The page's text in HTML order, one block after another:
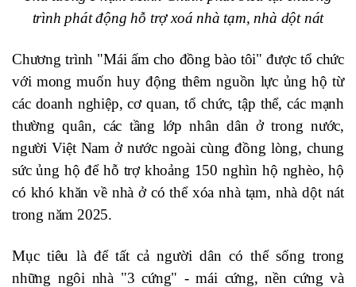
trình phát động hỗ trợ xoá nhà tạm, nhà dột nát
Chương trình "Mái ấm cho đồng bào tôi" được tổ chức
với mong muốn huy động thêm nguồn lực ủng hộ từ
các doanh nghiệp, cơ quan, tổ chức, tập thể, các mạnh
thường quân, các tầng lớp nhân dân ở trong nước,
người Việt Nam ở nước ngoài cùng đồng lòng, chung
sức ủng hộ để hỗ trợ khoảng 150 nghìn hộ nghèo, hộ
có khó khăn về nhà ở có thể xóa nhà tạm, nhà dột nát
trong năm 2025.
Mục tiêu là để tất cả người dân có thể sống trong
những ngôi nhà "3 cứng" - mái cứng, nền cứng và